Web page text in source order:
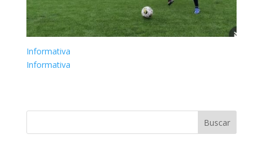
Informativa
Informativa
Buscar